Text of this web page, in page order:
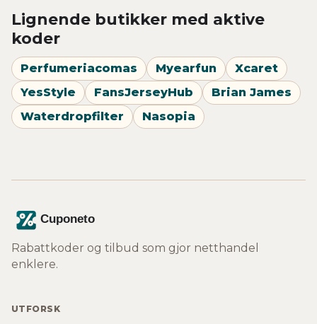
Lignende butikker med aktive
koder
Perfumeriacomas Myearfun
Xcaret
YesStyle
FansJerseyHub
Brian James
Waterdropfilter
Nasopia
Rabattkoder og tilbud som gjor netthandel
enklere.
UTFORSK